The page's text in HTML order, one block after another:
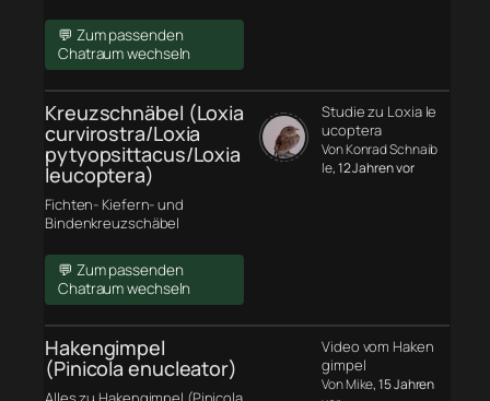
💬 Zum passenden
Chatraum wechseln
Kreuzschnäbel (Loxia
curvirostra/Loxia
pytyopsittacus/Loxia
leucoptera)
Fichten- Kiefern- und
Bindenkreuzschäbel
💬 Zum passenden
Chatraum wechseln
Studie zu Loxia le
ucoptera
Von Konrad Schnaib
le, 12 Jahren vor
Hakengimpel
(Pinicola enucleator)
Video vom Haken
gimpel
Von Mike, 15 Jahren